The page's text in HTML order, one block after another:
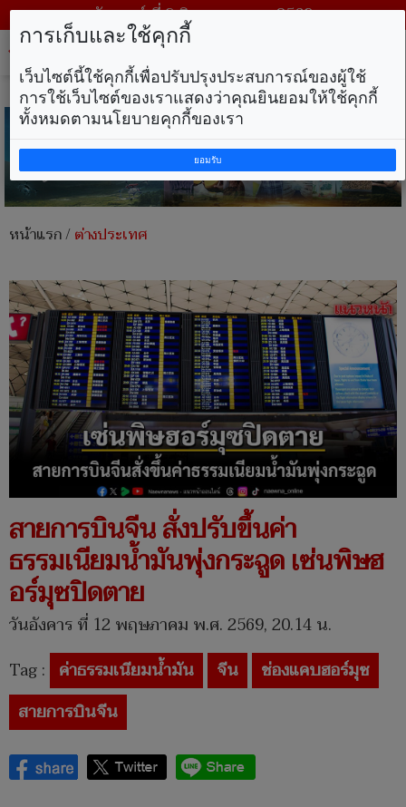
วันเสาร์ ที่ 8 สิงหาคม พ.ศ. 2569
หน้าแรก/ต่างประเทศ
สายการบินจีน สั่งปรับขึ้นค่า
ธรรมเนียมน้ำมันพุ่งกระฉูด เซ่นพิษฮ
อร์มุซปิดตาย
วันอังคาร ที่ 12 พฤษภาคม พ.ศ. 2569, 20.14 น.
Tag : ค่าธรรมเนียมน้ำมัน จีน
ช่องแคบฮอร์มุซ
สายการบินจีน
การเก็บและใช้คุกกี้
เว็บไซต์นี้ใช้คุกกี้เพื่อปรับปรุงประสบการณ์ของผู้ใช้
การใช้เว็บไซต์ของเราแสดงว่าคุณยินยอมให้ใช้คุกกี้
ทั้งหมดตามนโยบายคุกกี้ของเรา
ยอมรับ